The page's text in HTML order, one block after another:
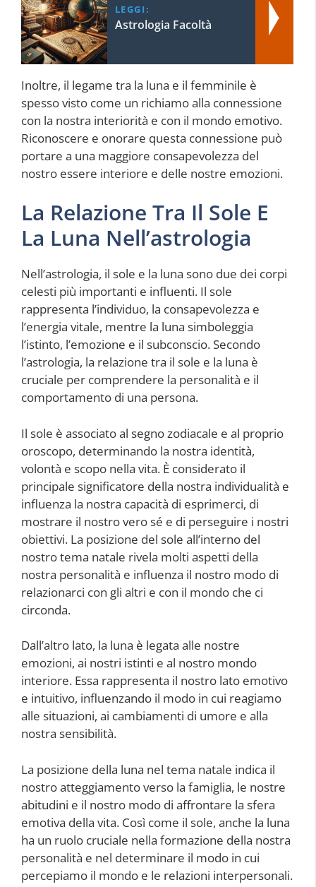
LEGGI:
Astrologia Facoltà
Inoltre, il legame tra la luna e il femminile è
spesso visto come un richiamo alla connessione
con la nostra interiorità e con il mondo emotivo.
Riconoscere e onorare questa connessione può
portare a una maggiore consapevolezza del
nostro essere interiore e delle nostre emozioni.
La Relazione Tra Il Sole E
La Luna Nell’astrologia
Nell’astrologia, il sole e la luna sono due dei corpi
celesti più importanti e influenti. Il sole
rappresenta l’individuo, la consapevolezza e
l’energia vitale, mentre la luna simboleggia
l’istinto, l’emozione e il subconscio. Secondo
l’astrologia, la relazione tra il sole e la luna è
cruciale per comprendere la personalità e il
comportamento di una persona.
Il sole è associato al segno zodiacale e al proprio
oroscopo, determinando la nostra identità,
volontà e scopo nella vita. È considerato il
principale significatore della nostra individualità e
influenza la nostra capacità di esprimerci, di
mostrare il nostro vero sé e di perseguire i nostri
obiettivi. La posizione del sole all’interno del
nostro tema natale rivela molti aspetti della
nostra personalità e influenza il nostro modo di
relazionarci con gli altri e con il mondo che ci
circonda.
Dall’altro lato, la luna è legata alle nostre
emozioni, ai nostri istinti e al nostro mondo
interiore. Essa rappresenta il nostro lato emotivo
e intuitivo, influenzando il modo in cui reagiamo
alle situazioni, ai cambiamenti di umore e alla
nostra sensibilità.
La posizione della luna nel tema natale indica il
nostro atteggiamento verso la famiglia, le nostre
abitudini e il nostro modo di affrontare la sfera
emotiva della vita. Così come il sole, anche la luna
ha un ruolo cruciale nella formazione della nostra
personalità e nel determinare il modo in cui
percepiamo il mondo e le relazioni interpersonali.